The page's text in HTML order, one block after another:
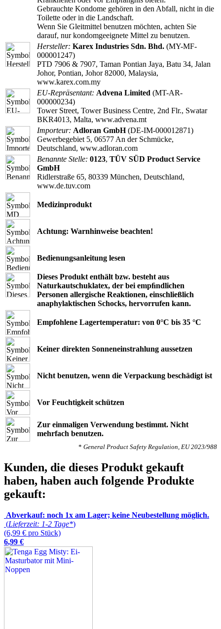
Gebrauchte Kondome gehören in den Abfall, nicht in die
Toilette oder in die Landschaft.
Wenn Sie Gleitmittel benutzen möchten, achten Sie
darauf, nur kondomgeeignete Mittel zu benutzen.
Hersteller: Karex Industries Sdn. Bhd. (MY-MF-
000001247)
PTD 7906 & 7907, Taman Pontian Jaya, Batu 34, Jalan
Johor, Pontian, Johor 82000, Malaysia,
www.karex.com.my
EU-Repräsentant: Advena Limited (MT-AR-
000000234)
Tower Street, Tower Business Centre, 2nd Flr., Swatar
BKR4013, Malta, www.advena.mt
Importeur: Adloran GmbH(DE-IM-000012871)
Gewerbegebiet 5, 06577 An der Schmücke,
Deutschland, www.adloran.com
Benannte Stelle: 0123, TÜV SÜD Product Service
GmbH
Ridlerstraße 65, 80339 München, Deutschland,
www.de.tuv.com
Medizinprodukt
Achtung: Warnhinweise beachten!
Bedienungsanleitung lesen
Dieses Produkt enthält bzw. besteht aus
Naturkautschuklatex, der bei empﬁndlichen
Personen allergische Reaktionen, einschließlich
anaphylaktischen Schocks, hervorrufen kann.
Empfohlene Lagertemperatur: von 0°C bis 35 °C
Keiner direkten Sonneneinstrahlung aussetzen
Nicht benutzen, wenn die Verpackung beschädigt ist
Vor Feuchtigkeit schützen
Zur einmaligen Verwendung bestimmt. Nicht
mehrfach benutzen.
* General Product Safety Regulation, EU 2023/988
Kunden, die dieses Produkt gekauft
haben, haben auch folgende Produkte
gekauft:
Abverkauf: noch 1x am Lager; keine Neubestellung möglich.
(Lieferzeit: 1-2 Tage*)
(6,99 € pro Stück)
6,99 €